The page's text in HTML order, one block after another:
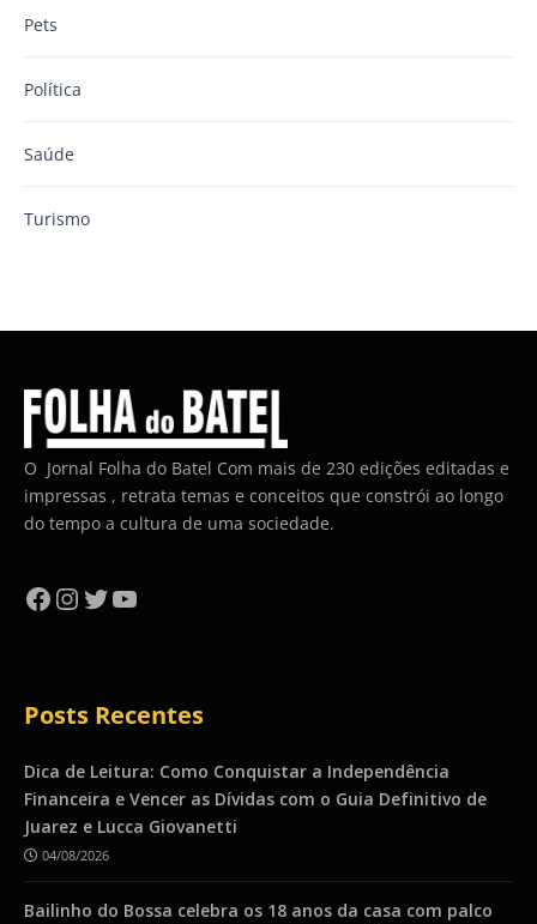
Pets
Política
Saúde
Turismo
O Jornal Folha do Batel Com mais de 230 edições editadas e
impressas , retrata temas e conceitos que constrói ao longo
do tempo a cultura de uma sociedade.
Facebook
Instagram
Twitter
YouTube
Posts Recentes
Dica de Leitura: Como Conquistar a Independência
Financeira e Vencer as Dívidas com o Guia Definitivo de
Juarez e Lucca Giovanetti
04/08/2026
Bailinho do Bossa celebra os 18 anos da casa com palco